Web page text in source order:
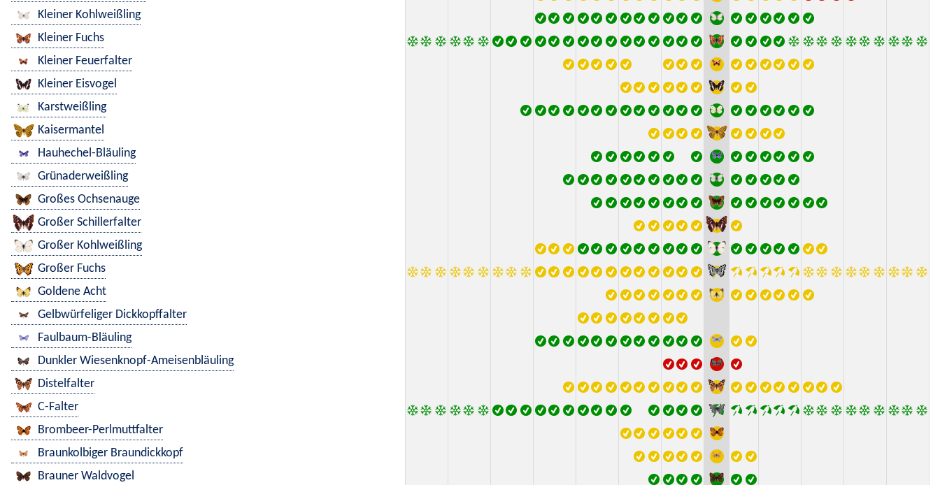
Kleiner Kohlweißling
Kleiner Fuchs
Kleiner Feuerfalter
Kleiner Eisvogel
Karstweißling
Kaisermantel
Hauhechel-Bläuling
Grünaderweißling
Großes Ochsenauge
Großer Schillerfalter
Großer Kohlweißling
Großer Fuchs
Goldene Acht
Gelbwürfeliger Dickkopffalter
Faulbaum-Bläuling
Dunkler Wiesenknopf-Ameisenbläuling
Distelfalter
C-Falter
Brombeer-Perlmuttfalter
Braunkolbiger Braundickkopf
Brauner Waldvogel